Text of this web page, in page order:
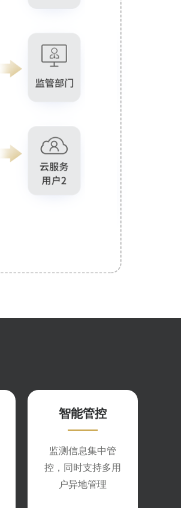
智能管控
监测信息集中管
控，同时支持多用
户异地管理